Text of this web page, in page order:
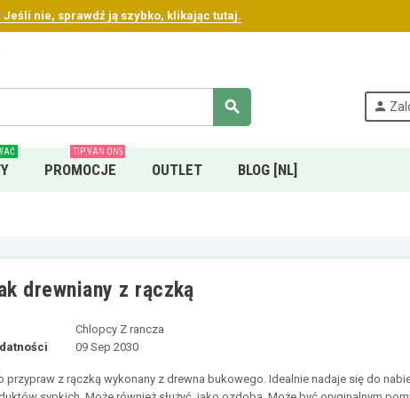
nie, sprawdź ją szybko, klikając tutaj.
search person
PROMOCJE
TIP VAN ONS
OUTLET BLOG [NL]
drewniany z rączką
Chlopcy Z rancza
09 Sep 2030
przypraw z rączką wykonany z drewna bukowego. Idealnie nadaje się do